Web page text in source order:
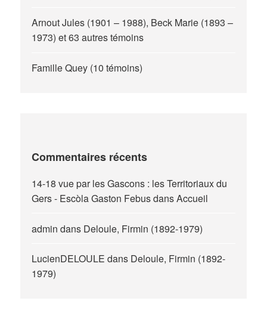
Arnout Jules (1901 – 1988), Beck Marie (1893 –
1973) et 63 autres témoins
Famille Quey (10 témoins)
Commentaires récents
14-18 vue par les Gascons : les Territoriaux du
Gers - Escòla Gaston FebusdansAccueil
admin dans Deloule, Firmin (1892-1979)
LucienDELOULE dans Deloule, Firmin (1892-
1979)